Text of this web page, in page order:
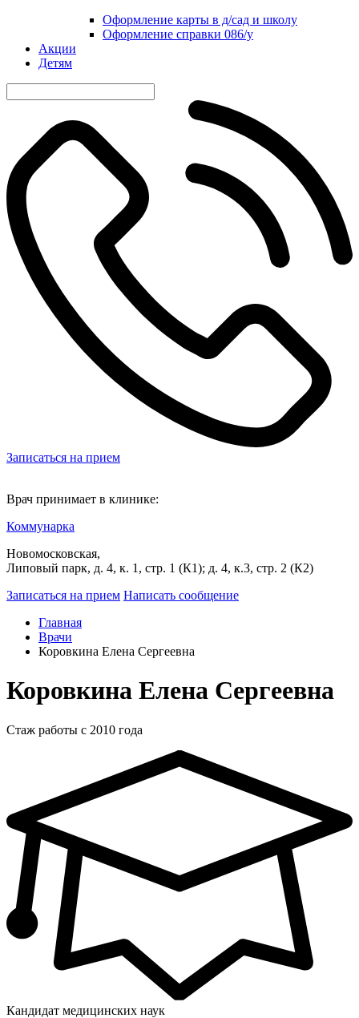
Оформление карты в д/сад и школу
Оформление справки 086/у
Акции
Детям
Записаться на прием
Врач принимает в клинике:
Коммунарка
Новомосковская,
Липовый парк, д. 4, к. 1, стр. 1 (К1); д. 4, к.3, стр. 2 (К2)
Записаться на прием Написать сообщение
Главная
Врачи
Коровкина Елена Сергеевна
Коровкина Елена Сергеевна
Стаж работы с 2010 года
Кандидат медицинских наук